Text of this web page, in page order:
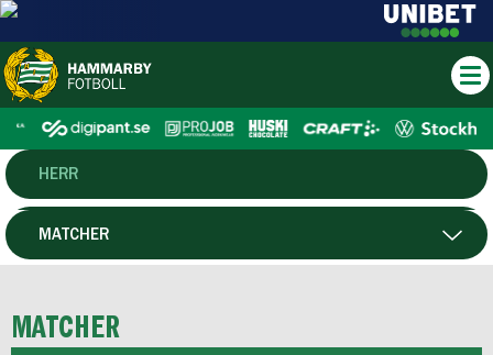
HERR
DAM
P19
MATCHER
MATCHER